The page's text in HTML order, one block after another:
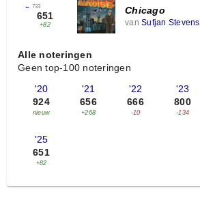
← 733
651
+82
Chicago
van Sufjan Stevens
Alle noteringen
Geen top-100 noteringen
'20
924
nieuw
'21
656
+268
'22
666
-10
'23
800
-134
'25
651
+82